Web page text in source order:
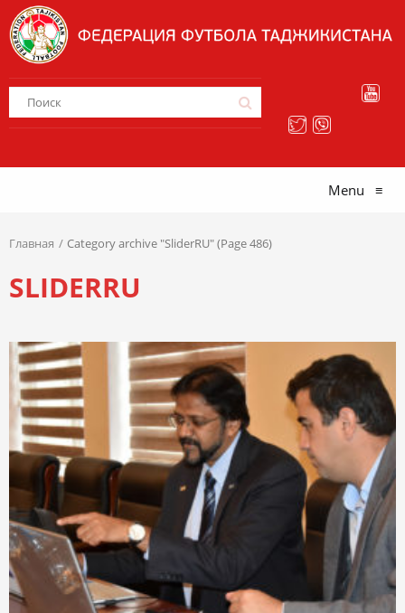
Menu ≡
Главная Category archive "SliderRU" (Page 486)
SLIDERRU